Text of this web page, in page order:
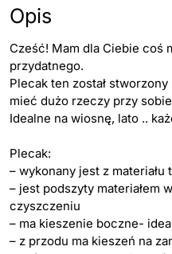
-
torba
Opis
Cześć! Mam dla Ciebie coś
przydatnego.
Plecak ten został
mieć dużo rzeczy przy
Idealne na wiosnę, lato ..
Plecak:
– wykonany jest z
– jest podszyty materiałem
czyszczeniu
– ma kieszenie boczne-
– z przodu ma kieszeń na